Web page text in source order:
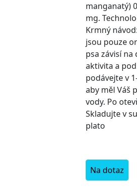
manganatý)
mg.
Krmný
jsou pouze
psa závisí
aktivita a
podávejte v
aby měl Váš
vody. Po
Skladujte v
plato
Na dotaz